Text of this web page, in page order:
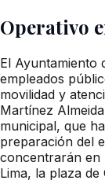
Operativo
El Ayuntamiento
empleados
movilidad y
Martínez
municipal, que
preparación del
concentrarán en
Lima, la plaza de